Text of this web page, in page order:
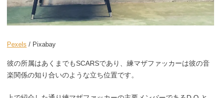
Pexels / Pixabay
彼の所属はあくまでもSCARSであり、練マザファッカーは彼の音
楽関係の知り合いのような立ち位置です。